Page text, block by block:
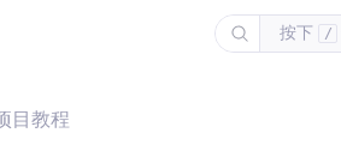
按下 /
目教程